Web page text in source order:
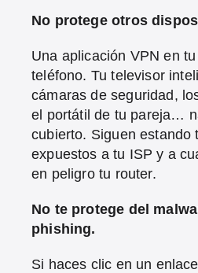
No protege otros
Una aplicación VPN en
teléfono. Tu televisor
cámaras de seguridad,
el portátil de tu pareja…
cubierto. Siguen estando
expuestos a tu ISP y a
en peligro tu router.
No te protege del
phishing.
Si haces clic en un